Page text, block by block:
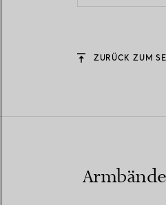
ZURÜCK ZUM